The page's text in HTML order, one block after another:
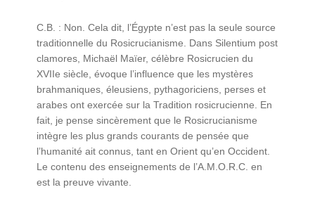
C.B. : Non. Cela dit, l’Égypte n’est pas la seule source
traditionnelle du Rosicrucianisme. Dans Silentium post
clamores, Michaël Maïer, célèbre Rosicrucien du
XVIIe siècle, évoque l’influence que les mystères
brahmaniques, éleusiens, pythagoriciens, perses et
arabes ont exercée sur la Tradition rosicrucienne. En
fait, je pense sincèrement que le Rosicrucianisme
intègre les plus grands courants de pensée que
l’humanité ait connus, tant en Orient qu’en Occident.
Le contenu des enseignements de l’A.M.O.R.C. en
est la preuve vivante.